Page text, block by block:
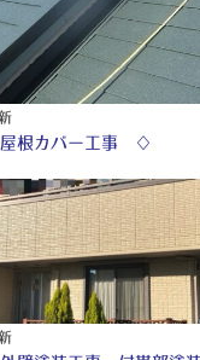
根カバー工事 ♢